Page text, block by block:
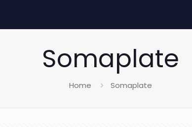
Somaplate
Home Somaplate